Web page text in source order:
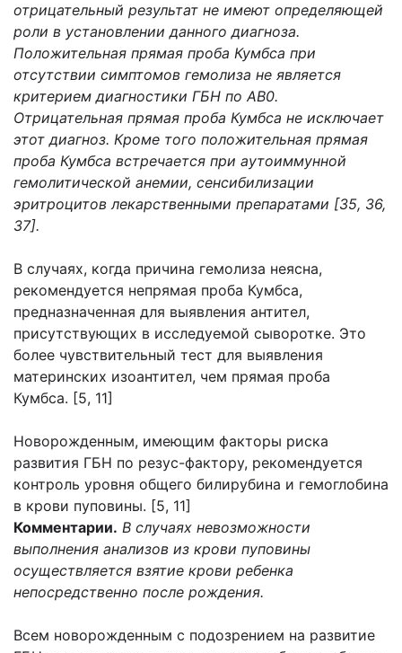
отрицательный результат не имеют определяющей
роли в установлении данного диагноза.
Положительная прямая проба Кумбса при
отсутствии симптомов гемолиза не является
критерием диагностики ГБН по АВ0.
Отрицательная прямая проба Кумбса не исключает
этот диагноз. Кроме того положительная прямая
проба Кумбса встречается при аутоиммунной
гемолитической анемии, сенсибилизации
эритроцитов лекарственными препаратами [35, 36,
37].
В случаях, когда причина гемолиза неясна,
рекомендуется непрямая проба Кумбса,
предназначенная для выявления антител,
присутствующих в исследуемой сыворотке. Это
более чувствительный тест для выявления
материнских изоантител, чем прямая проба
Кумбса. [5, 11]
Новорожденным, имеющим факторы риска
развития ГБН по резус-фактору, рекомендуется
контроль уровня общего билирубина и гемоглобина
в крови пуповины. [5, 11]
Комментарии. В случаях невозможности
выполнения анализов из крови пуповины
осуществляется взятие крови ребенка
непосредственно после рождения.
Всем новорожденным с подозрением на развитие